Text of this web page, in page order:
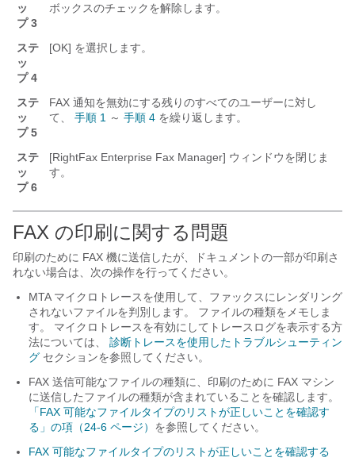
ッ
プ 3
ボックスのチェックを解除します。
ステ
ッ
プ 4
[OK] を選択します。
ステ
ッ
プ 5
FAX 通知を無効にする残りのすべてのユーザーに対し
て、 手順 1 ～ 手順 4 を繰り返します。
ステ
ッ
プ 6
[RightFax Enterprise Fax Manager] ウィンドウを閉じま
す。
FAX の印刷に関する問題
印刷のために FAX 機に送信したが、ドキュメントの一部が印刷さ
れない場合は、次の操作を行ってください。
MTA マイクロトレースを使用して、ファックスにレンダリング
されないファイルを判別します。 ファイルの種類をメモしま
す。 マイクロトレースを有効にしてトレースログを表示する方
法については、 診断トレースを使用したトラブルシューティン
グ セクションを参照してください。
FAX 送信可能なファイルの種類に、印刷のために FAX マシン
に送信したファイルの種類が含まれていることを確認します。
「FAX 可能なファイルタイプのリストが正しいことを確認す
る」の項（24-6 ページ） を参照してください。
FAX 可能なファイルタイプのリストが正しいことを確認する